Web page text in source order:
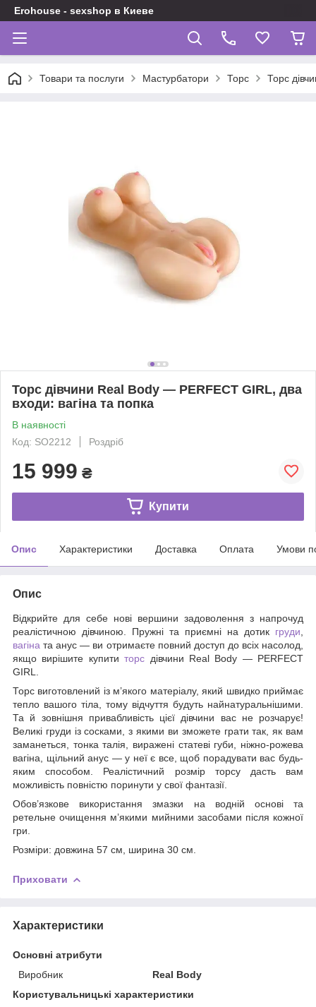
Erohouse - sexshop в Киеве
Товари та послуги Мастурбатори Торс Торс
Торс дівчини Real Body — PERFECT GIRL, два
входи: вагіна та попка
В наявності
Код: SO2212
Роздріб
15 999 ₴
Купити
Опис Характеристики Доставка Оплата Умови
Опис
Відкрийте для себе нові вершини задоволення з напрочуд
реалістичною дівчиною. Пружні та приємні на дотик груди
вагіна та анус — ви отримаєте повний доступ до всіх насолод,
якщо вирішите купититорс дівчини Real Body — PERFECT
GIRL.
Торс виготовлений із м’якого матеріалу, який швидко приймає
тепло вашого тіла, тому відчуття будуть найнатуральнішими.
Та й зовнішня привабливість цієї дівчини вас не розчарує!
Великі груди із сосками, з якими ви зможете грати так, як вам
заманеться, тонка талія, виражені статеві губи, ніжно-рожева
вагіна, щільний анус — у неї є все, щоб порадувати вас будь-
яким способом. Реалістичний розмір торсу дасть вам
можливість повністю поринути у свої фантазії.
Обов’язкове використання змазки на водній основі та
ретельне очищення м’якими мийними засобами після кожної
гри.
Розміри: довжина 57 см, ширина 30 см.
Приховати
Характеристики
Основні атрибути
Виробник
Real Body
Користувальницькі характеристики